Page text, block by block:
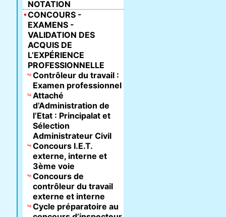
NOTATION
CONCOURS -
EXAMENS -
VALIDATION DES
ACQUIS DE
L’EXPÉRIENCE
PROFESSIONNELLE
Contrôleur du travail :
Examen professionnel
Attaché
d’Administration de
l’Etat : Principalat et
Sélection
Administrateur Civil
Concours I.E.T.
externe, interne et
3ème voie
Concours de
contrôleur du travail
externe et interne
Cycle préparatoire au